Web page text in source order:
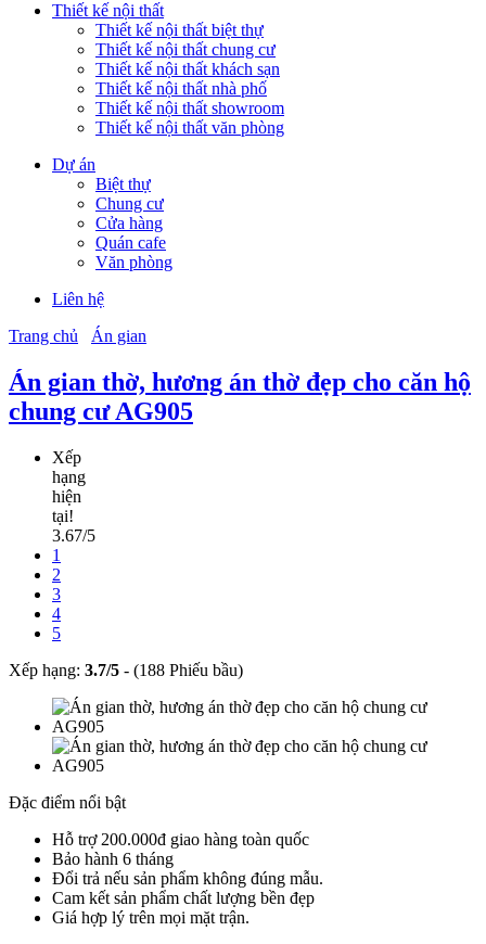
Thiết kế nội thất
Thiết kế nội thất biệt thự
Thiết kế nội thất chung cư
Thiết kế nội thất khách sạn
Thiết kế nội thất nhà phố
Thiết kế nội thất showroom
Thiết kế nội thất văn phòng
Dự án
Biệt thự
Chung cư
Cửa hàng
Quán cafe
Văn phòng
Liên hệ
Trang chủ
Án gian
Án gian thờ, hương án thờ đẹp cho căn hộ
chung cư AG905
Xếp
hạng
hiện
tại!
3.67/5
1
2
3
4
5
Xếp hạng: 3.7/5 - (188 Phiếu bầu)
Đặc điểm nổi bật
Hỗ trợ 200.000đ giao hàng toàn quốc
Bảo hành 6 tháng
Đổi trả nếu sản phẩm không đúng mẫu.
Cam kết sản phẩm chất lượng bền đẹp
Giá hợp lý trên mọi mặt trận.